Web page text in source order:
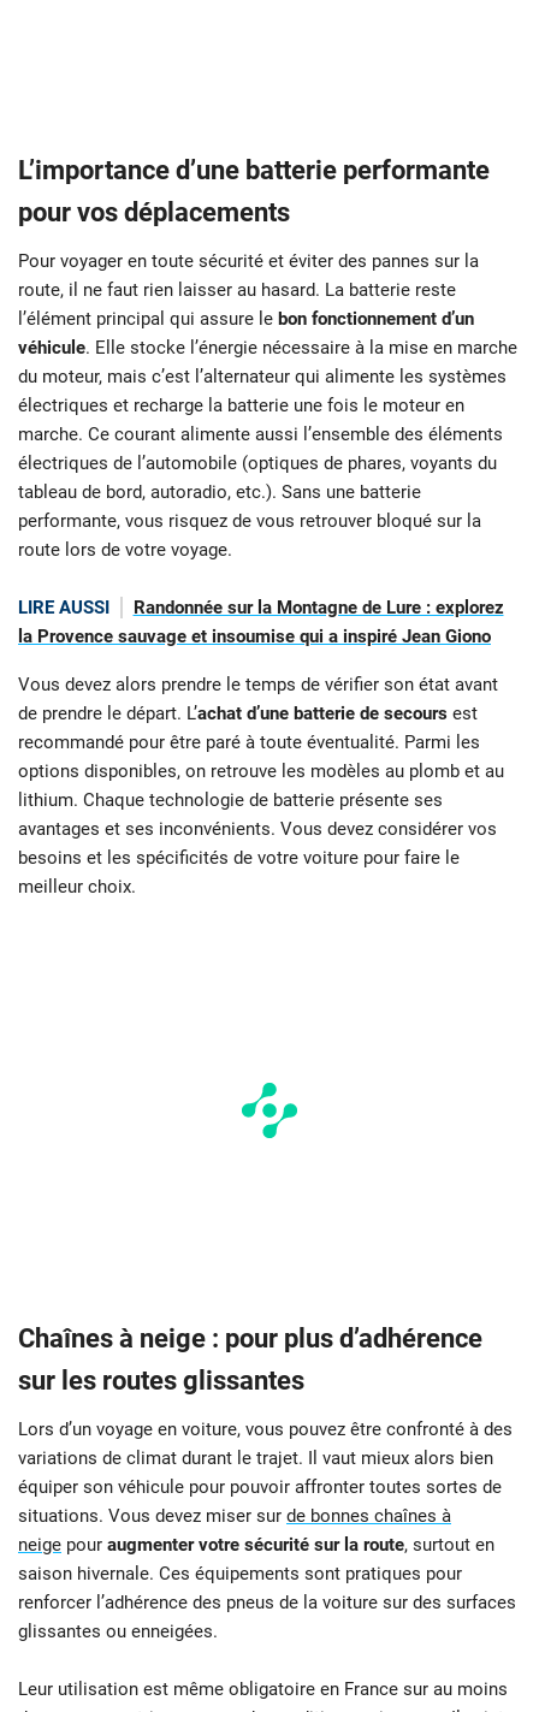
L’importance d’une batterie performante
pour vos déplacements
Pour voyager en toute sécurité et éviter des pannes sur la
route, il ne faut rien laisser au hasard. La batterie reste
l’élément principal qui assure le bon fonctionnement d’un
véhicule. Elle stocke l’énergie nécessaire à la mise en marche
du moteur, mais c’est l’alternateur qui alimente les systèmes
électriques et recharge la batterie une fois le moteur en
marche. Ce courant alimente aussi l’ensemble des éléments
électriques de l’automobile (optiques de phares, voyants du
tableau de bord, autoradio, etc.). Sans une batterie
performante, vous risquez de vous retrouver bloqué sur la
route lors de votre voyage.
LIRE AUSSI
Randonnée sur la Montagne de Lure : explorez
la Provence sauvage et insoumise qui a inspiré Jean Giono
Vous devez alors prendre le temps de vérifier son état avant
de prendre le départ. L’achat d’une batterie de secours est
recommandé pour être paré à toute éventualité. Parmi les
options disponibles, on retrouve les modèles au plomb et au
lithium. Chaque technologie de batterie présente ses
avantages et ses inconvénients. Vous devez considérer vos
besoins et les spécificités de votre voiture pour faire le
meilleur choix.
Chaînes à neige : pour plus d’adhérence
sur les routes glissantes
Lors d’un voyage en voiture, vous pouvez être confronté à des
variations de climat durant le trajet. Il vaut mieux alors bien
équiper son véhicule pour pouvoir affronter toutes sortes de
situations. Vous devez miser sur de bonnes chaînes à
neige pour augmenter votre sécurité sur la route, surtout en
saison hivernale. Ces équipements sont pratiques pour
renforcer l’adhérence des pneus de la voiture sur des surfaces
glissantes ou enneigées.
Leur utilisation est même obligatoire en France sur au moins